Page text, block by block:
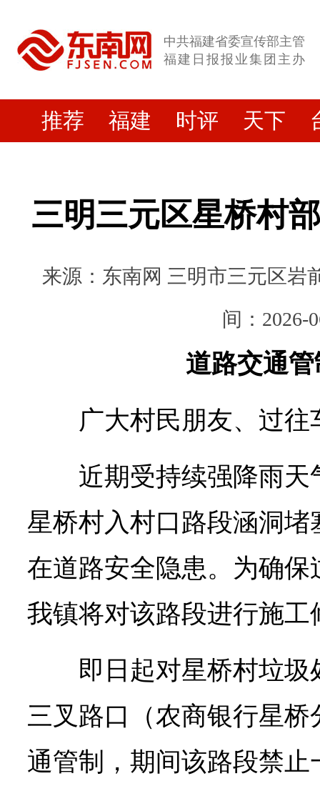
中共福建省委宣传部主管
福建日报报业集团主办
推荐 福建 时评 天下
三明三元区星桥村
来源：东南网 三明市三元区岩
间：2026-
道路交通
广大村民朋友、过往
近期受持续强降雨天
星桥村入村口路段涵洞
在道路安全隐患。为确
我镇将对该路段进行施
即日起对星桥村垃
三叉路口（农商银行星
通管制，期间该路段禁